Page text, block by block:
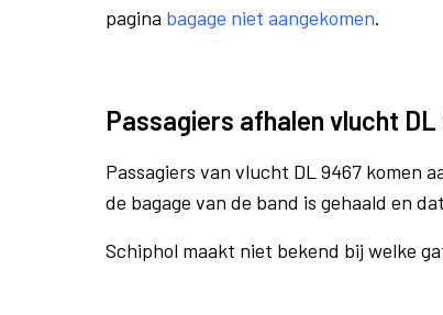
pagina bagage niet aangekomen.
Passagiers afhalen vlucht DL
Passagiers van vlucht DL 9467 komen
de bagage van de band is gehaald en
Schiphol maakt niet bekend bij welke